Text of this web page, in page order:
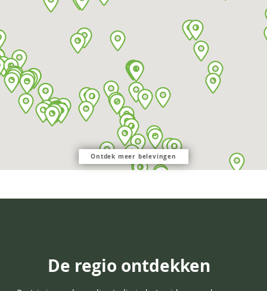
Ontdek meer belevingen
De regio ontdekken